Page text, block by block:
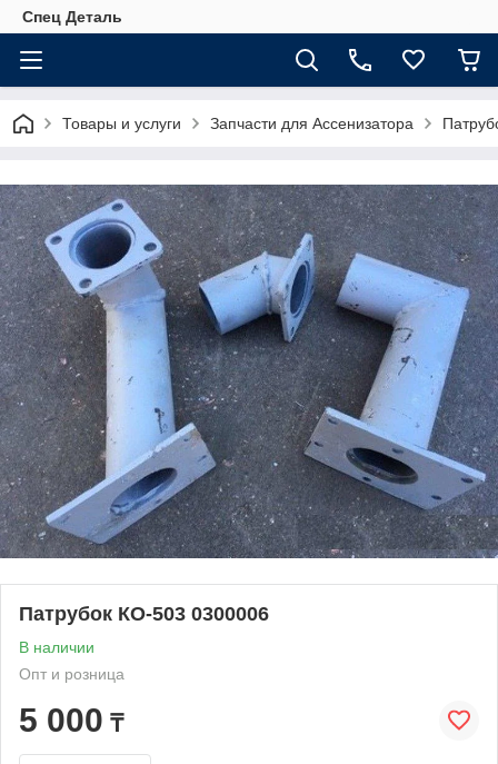
Спец Деталь
Товары и услуги Запчасти для Ассенизатора
Патрубок КО-503 0300006
В наличии
Опт и розница
5 000 ₸